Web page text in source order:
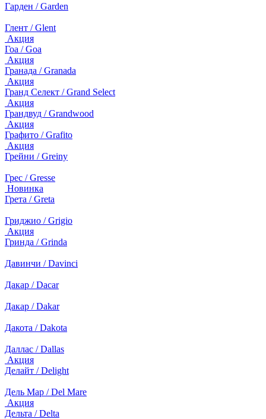
Гарден / Garden
Глент / Glent
Акция
Гоа / Goa
Акция
Гранада / Granada
Акция
Гранд Селект / Grand Select
Акция
Грандвуд / Grandwood
Акция
Графито / Grafito
Акция
Грейни / Greiny
Грес / Gresse
Новинка
Грета / Greta
Гриджио / Grigio
Акция
Гринда / Grinda
Давинчи / Davinci
Дакар / Dacar
Дакар / Dakar
Дакота / Dakota
Даллас / Dallas
Акция
Делайт / Delight
Дель Мар / Del Mare
Акция
Дельта / Delta